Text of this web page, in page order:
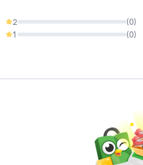
2 (0)
0%
1 (0)
0%